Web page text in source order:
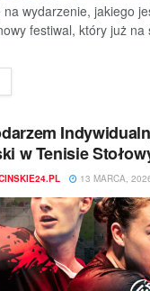
wydarzenie, jakiego
festiwal, który już
w Tenisie
13 MARCA,